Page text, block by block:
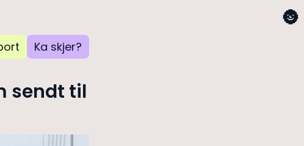
Ka skjer?
🌚
sendt til